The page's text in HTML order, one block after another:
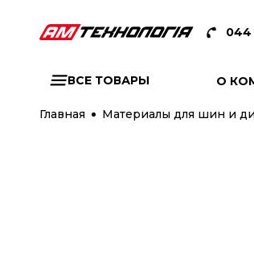
044
ВСЕ ТОВАРЫ О
Главная Материалы для шин и